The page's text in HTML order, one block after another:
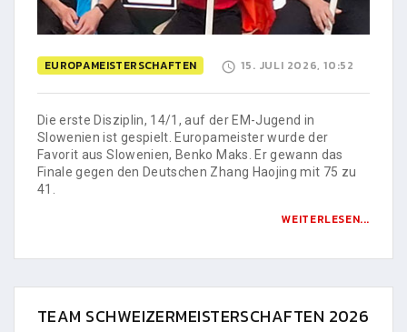
EUROPAMEISTERSCHAFTEN 15. JULI 2026, 10:52
Die erste Disziplin, 14/1, auf der EM-Jugend in
Slowenien ist gespielt. Europameister wurde der
Favorit aus Slowenien, Benko Maks. Er gewann das
Finale gegen den Deutschen Zhang Haojing mit 75 zu
41.
WEITERLESEN...
TEAM SCHWEIZERMEISTERSCHAFTEN 2026